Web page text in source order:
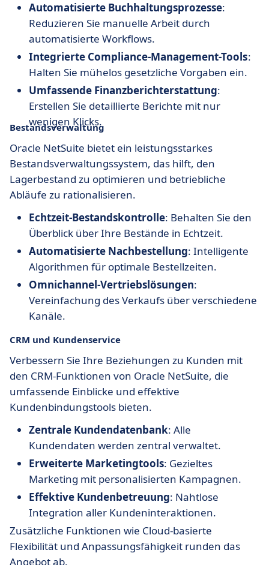
Automatisierte Buchhaltungsprozesse:
Reduzieren Sie manuelle Arbeit durch
automatisierte Workflows.
Integrierte Compliance-Management-Tools:
Halten Sie mühelos gesetzliche Vorgaben ein.
Umfassende Finanzberichterstattung:
Erstellen Sie detaillierte Berichte mit nur
wenigen Klicks.
Bestandsverwaltung
Oracle NetSuite bietet ein leistungsstarkes
Bestandsverwaltungssystem, das hilft, den
Lagerbestand zu optimieren und betriebliche
Abläufe zu rationalisieren.
Echtzeit-Bestandskontrolle: Behalten Sie den
Überblick über Ihre Bestände in Echtzeit.
Automatisierte Nachbestellung: Intelligente
Algorithmen für optimale Bestellzeiten.
Omnichannel-Vertriebslösungen:
Vereinfachung des Verkaufs über verschiedene
Kanäle.
CRM und Kundenservice
Verbessern Sie Ihre Beziehungen zu Kunden mit
den CRM-Funktionen von Oracle NetSuite, die
umfassende Einblicke und effektive
Kundenbindungstools bieten.
Zentrale Kundendatenbank: Alle
Kundendaten werden zentral verwaltet.
Erweiterte Marketingtools: Gezieltes
Marketing mit personalisierten Kampagnen.
Effektive Kundenbetreuung: Nahtlose
Integration aller Kundeninteraktionen.
Zusätzliche Funktionen wie Cloud-basierte
Flexibilität und Anpassungsfähigkeit runden das
Angebot ab.